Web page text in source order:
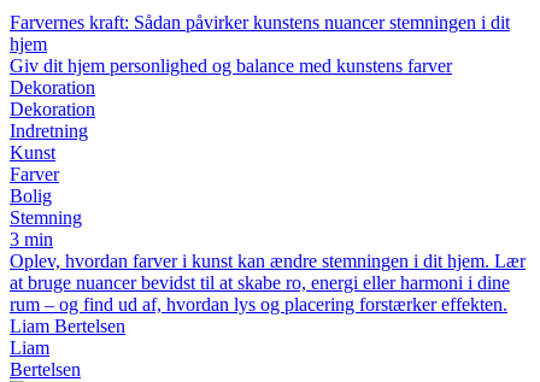
Farvernes kraft: Sådan påvirker kunstens nuancer stemningen i dit
hjem
Giv dit hjem personlighed og balance med kunstens farver
Dekoration
Dekoration
Indretning
Kunst
Farver
Bolig
Stemning
3 min
Oplev, hvordan farver i kunst kan ændre stemningen i dit hjem. Lær
at bruge nuancer bevidst til at skabe ro, energi eller harmoni i dine
rum – og find ud af, hvordan lys og placering forstærker effekten.
Liam Bertelsen
Liam
Bertelsen